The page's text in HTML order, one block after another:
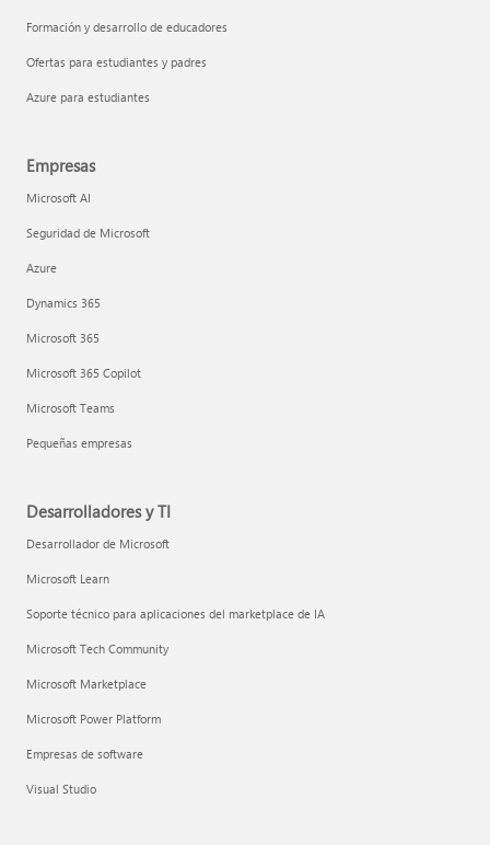
Formación y desarrollo de educadores
Ofertas para estudiantes y padres
Azure para estudiantes
Empresas
Microsoft AI
Seguridad de Microsoft
Azure
Dynamics 365
Microsoft 365
Microsoft 365 Copilot
Microsoft Teams
Pequeñas empresas
Desarrolladores y TI
Desarrollador de Microsoft
Microsoft Learn
Soporte técnico para aplicaciones del marketplace de IA
Microsoft Tech Community
Microsoft Marketplace
Microsoft Power Platform
Empresas de software
Visual Studio